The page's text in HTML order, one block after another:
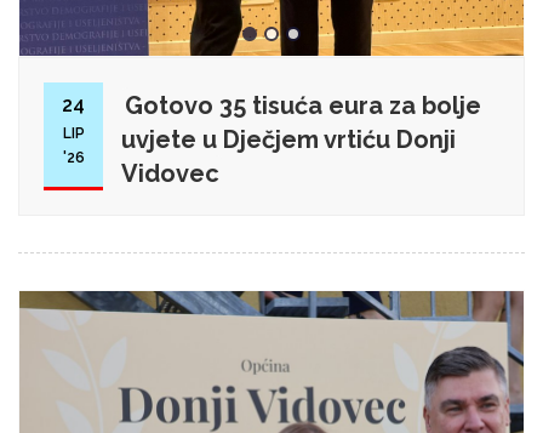
24
LIP
'26
Gotovo 35 tisuća eura za bolje
uvjete u Dječjem vrtiću Donji
Vidovec